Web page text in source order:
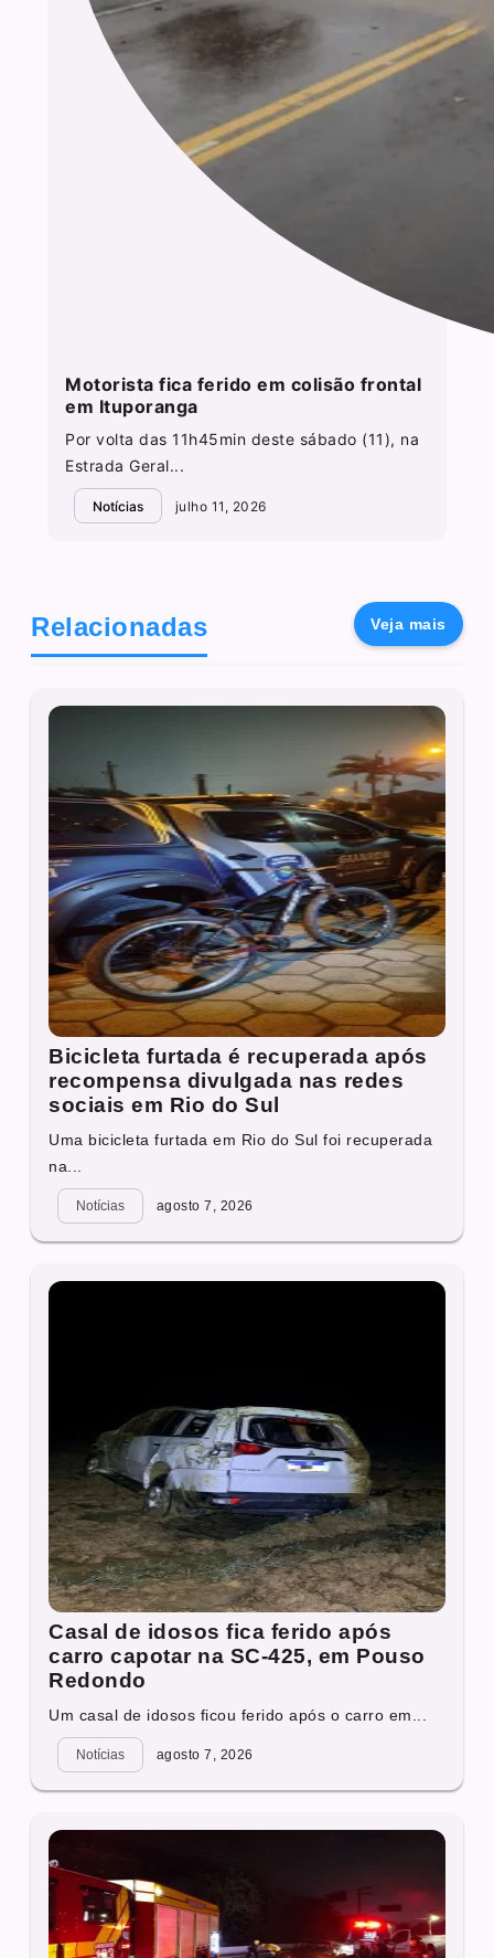
Motorista fica ferido em colisão frontal
em Ituporanga
Por volta das 11h45min deste sábado (11), na
Estrada Geral...
Notícias julho 11, 2026
Relacionadas Veja mais
Bicicleta furtada é recuperada após
recompensa divulgada nas redes
sociais em Rio do Sul
Uma bicicleta furtada em Rio do Sul foi recuperada
na...
Notícias agosto 7, 2026
Casal de idosos fica ferido após
carro capotar na SC-425, em Pouso
Redondo
Um casal de idosos ficou ferido após o carro em...
Notícias agosto 7, 2026